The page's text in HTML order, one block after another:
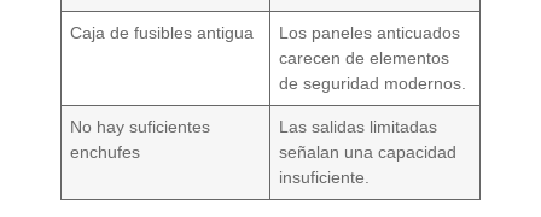
Caja de fusibles antigua
Los paneles anticuados
carecen de elementos
de seguridad modernos.
No hay suficientes
enchufes
Las salidas limitadas
señalan una capacidad
insuficiente.